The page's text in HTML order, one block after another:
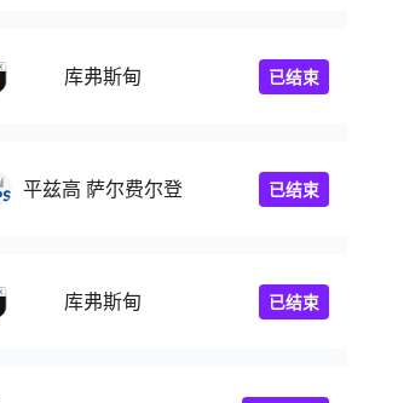
库弗斯甸 已结束
平兹高 萨尔费尔登 已结束
库弗斯甸 已结束